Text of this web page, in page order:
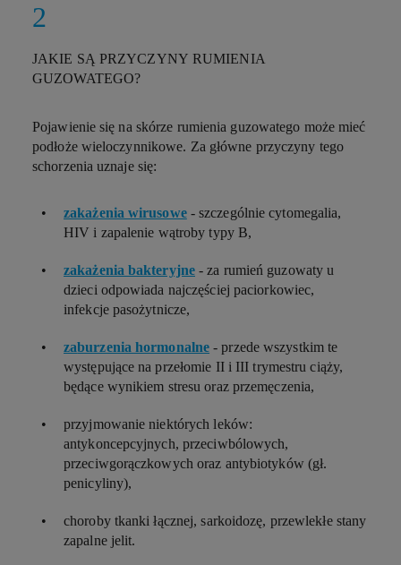
JAKIE SĄ PRZYCZYNY RUMIENIA
GUZOWATEGO?
Pojawienie się na skórze rumienia guzowatego może mieć
podłoże wieloczynnikowe. Za główne przyczyny tego
schorzenia uznaje się:
zakażenia wirusowe- szczególnie cytomegalia,
HIV i zapalenie wątroby typy B,
zakażenia bakteryjne - za rumień guzowaty u
dzieci odpowiada najczęściej paciorkowiec,
infekcje pasożytnicze,
zaburzenia hormonalne - przede wszystkim te
występujące na przełomie II i III trymestru ciąży,
będące wynikiem stresu oraz przemęczenia,
przyjmowanie niektórych leków:
antykoncepcyjnych, przeciwbólowych,
przeciwgorączkowych oraz antybiotyków (gł.
penicyliny),
choroby tkanki łącznej, sarkoidozę, przewlekłe stany
zapalne jelit.